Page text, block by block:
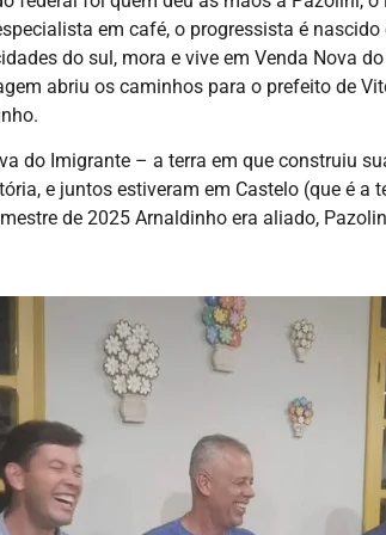
em café, o progressista é
do sul, mora e vive em Venda Nova
abriu os caminhos para o prefeito de
do Imigrante – a terra em que construiu
e juntos estiveram em Castelo (que é a
de 2025 Arnaldinho era aliado,